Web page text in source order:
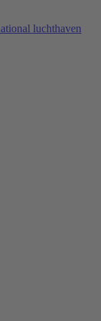
luchthaven